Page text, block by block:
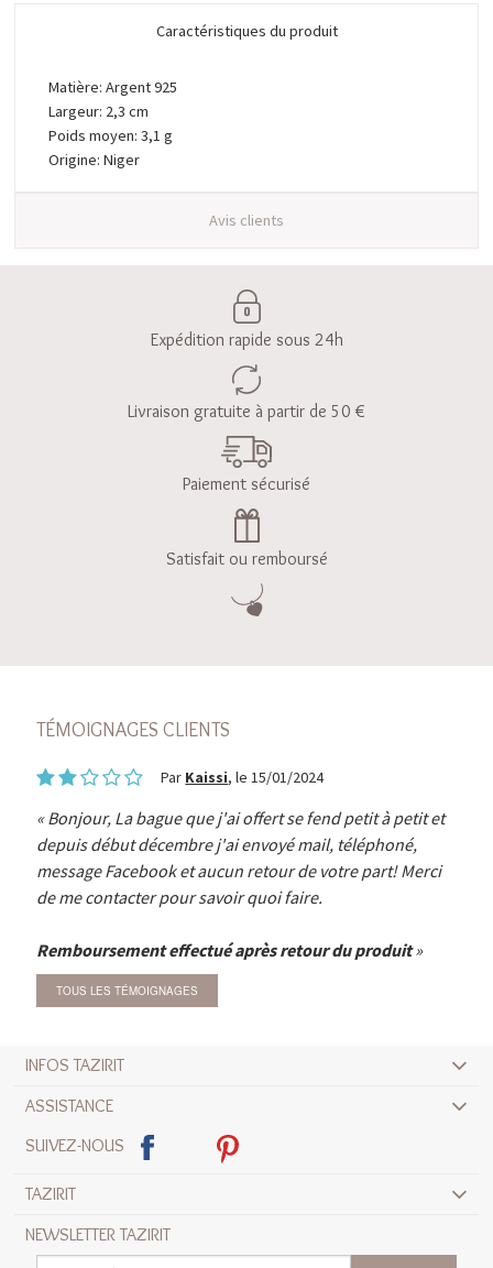
Caractéristiques du produit
Matière: Argent 925
Largeur: 2,3 cm
Poids moyen: 3,1 g
Origine: Niger
Avis clients
Expédition rapide sous 24h
Livraison gratuite à partir de 50 €
Paiement sécurisé
Satisfait ou remboursé
TÉMOIGNAGES CLIENTS
Par Kaissi, le 15/01/2024
Bonjour, La bague que j'ai offert se fend petit à petit et
depuis début décembre j'ai envoyé mail, téléphoné,
message Facebook et aucun retour de votre part! Merci
de me contacter pour savoir quoi faire.
Remboursement effectué après retour du produit
TOUS LES TÉMOIGNAGES
INFOS TAZIRIT
ASSISTANCE
SUIVEZ-NOUS
TAZIRIT
NEWSLETTER TAZIRIT